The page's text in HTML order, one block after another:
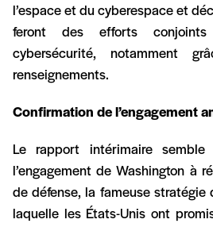
l’espace et du cyberespace et
feront des efforts
cybersécurité, notamment
renseignements.
Confirmation de l’engagement
Le rapport intérimaire semble
l’engagement de Washington à
de défense, la fameuse stratégie
laquelle les États-Unis ont